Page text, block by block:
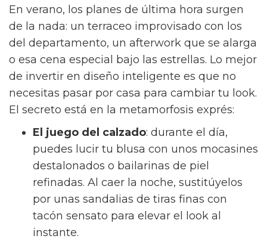
En verano, los planes de última hora surgen
de la nada: un terraceo improvisado con los
del departamento, un afterwork que se alarga
o esa cena especial bajo las estrellas. Lo mejor
de invertir en diseño inteligente es que no
necesitas pasar por casa para cambiar tu look.
El secreto está en la metamorfosis exprés:
El juego del calzado: durante el día,
puedes lucir tu blusa con unos mocasines
destalonados o bailarinas de piel
refinadas. Al caer la noche, sustitúyelos
por unas sandalias de tiras finas con
tacón sensato para elevar el look al
instante.